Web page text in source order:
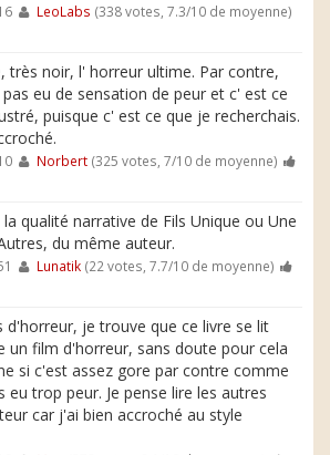
LeoLabs (338 votes, 7.3/10 de moyenne)
très noir, l' horreur ultime. Par contre,
eu de sensation de peur et c' est ce
puisque c' est ce que je recherchais.
Norbert(325 votes, 7/10 de moyenne)
qualité narrative de Fils Unique ou Une
du même auteur.
Lunatik(22 votes, 7.7/10 de moyenne)
je trouve que ce livre se lit
un film d'horreur, sans doute pour cela
si c'est assez gore par contre comme
eu trop peur. Je pense lire les autres
car j'ai bien accroché au style